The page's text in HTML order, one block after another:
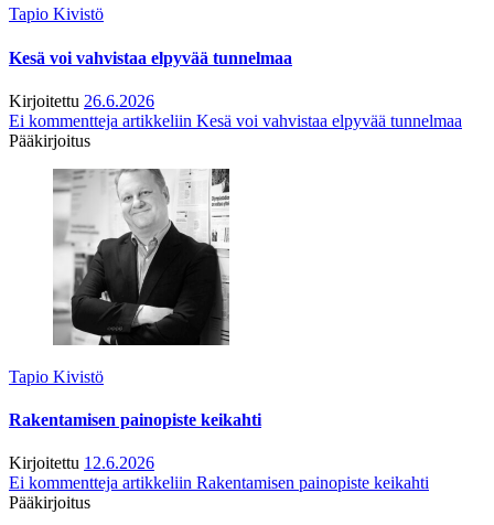
Tapio Kivistö
Kesä voi vahvistaa elpyvää tunnelmaa
Kirjoitettu 26.6.2026
Ei kommentteja artikkeliin Kesä voi vahvistaa elpyvää tunnelmaa
Pääkirjoitus
Tapio Kivistö
Rakentamisen painopiste keikahti
Kirjoitettu 12.6.2026
Ei kommentteja artikkeliin Rakentamisen painopiste keikahti
Pääkirjoitus